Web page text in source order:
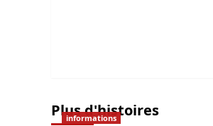
Plus d'histoires
informations